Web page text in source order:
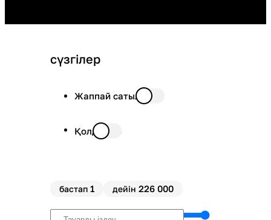
сүзгілер
Жаппай сатылымда
Қолда бар
бастап 1 дейін 226 000